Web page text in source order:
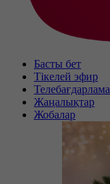
Басты бет
Тікелей эфир
Телебағдарлама
Жаңалықтар
Жобалар